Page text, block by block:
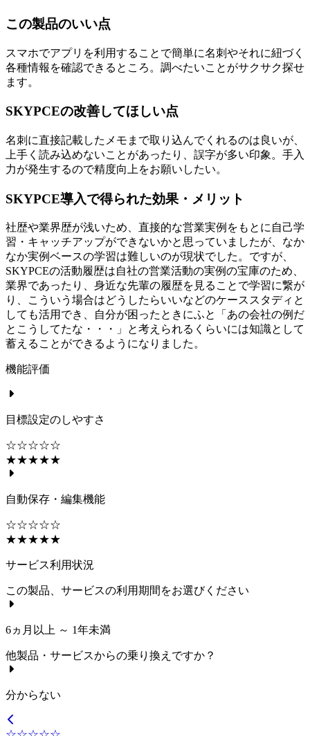
この製品のいい点
スマホでアプリを利用することで簡単に名刺やそれに紐づく
各種情報を確認できるところ。調べたいことがサクサク探せ
ます。
SKYPCEの改善してほしい点
名刺に直接記載したメモまで取り込んでくれるのは良いが、
上手く読み込めないことがあったり、誤字が多い印象。手入
力が発生するので精度向上をお願いしたい。
SKYPCE導入で得られた効果・メリット
社歴や業界歴が浅いため、直接的な営業実例をもとに自己学
習・キャッチアップができないかと思っていましたが、なか
なか実例ベースの学習は難しいのが現状でした。ですが、
SKYPCEの活動履歴は自社の営業活動の実例の宝庫のため、
業界であったり、身近な先輩の履歴を見ることで学習に繋が
り、こういう場合はどうしたらいいなどのケーススタディと
しても活用でき、自分が困ったときにふと「あの会社の例だ
とこうしてたな・・・」と考えられるくらいには知識として
蓄えることができるようになりました。
機能評価
目標設定のしやすさ
☆☆☆☆☆
★★★★★
自動保存・編集機能
☆☆☆☆☆
★★★★★
サービス利用状況
この製品、サービスの利用期間をお選びください
6ヵ月以上 ～ 1年未満
他製品・サービスからの乗り換えですか？
分からない